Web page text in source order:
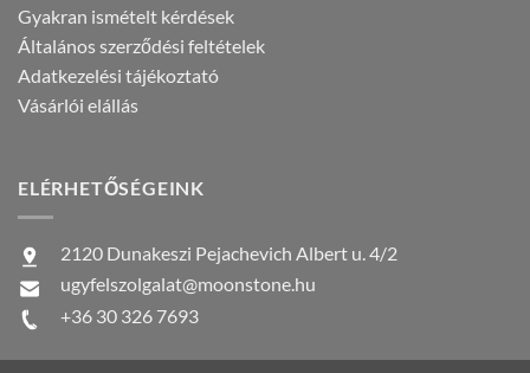
Gyakran ismételt kérdések
Általános szerződési feltételek
Adatkezelési tájékoztató
Vásárlói elállás
ELÉRHETŐSÉGEINK
2120 Dunakeszi Pejachevich Albert u. 4/2
ugyfelszolgalat@moonstone.hu
+36 30 326 7693